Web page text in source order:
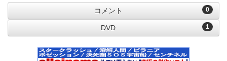
0
コメント
1
DVD